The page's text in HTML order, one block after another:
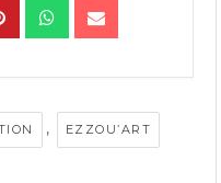
, EZZOU’ART